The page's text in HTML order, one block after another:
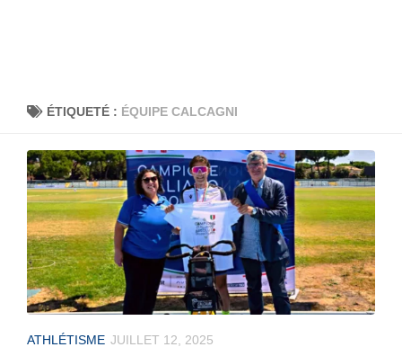
ÉTIQUETÉ : ÉQUIPE CALCAGNI
ATHLÉTISME JUILLET 12, 2025